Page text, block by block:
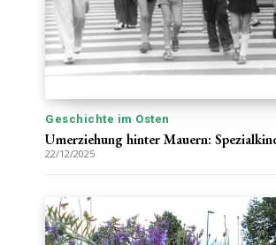
Geschichte im Osten
Umerziehung hinter Mauern:
22/12/2025